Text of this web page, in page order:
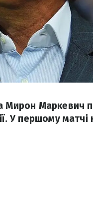
Мирон Маркевич
У першому матчі